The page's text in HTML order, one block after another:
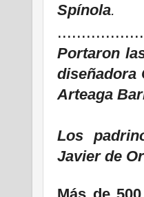
Spínola.
Portaron
diseñadora
Arteaga
Los
Javier de